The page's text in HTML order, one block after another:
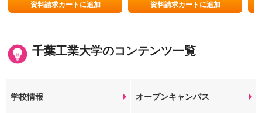
資料請求カートに追加 資料請求カートに追加
千葉工業大学のコンテンツ一覧
学校情報 オープンキャンパス